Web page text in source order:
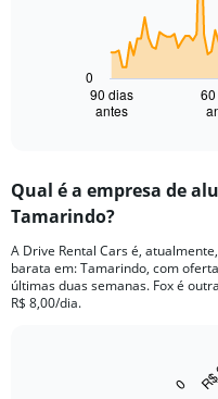
Range:
91
The
chart
has
90 dias
antes
0
Qual é a empresa de
Tamarindo?
A Drive Rental Cars é,
barata em: Tamarindo, com
últimas duas semanas. Fox é
R$ 8,00/dia.
0